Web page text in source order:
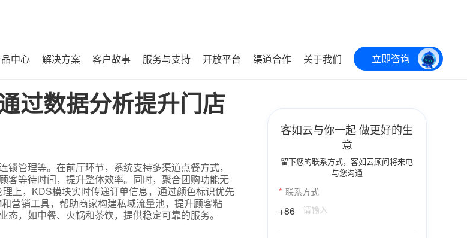
中心 解决方案 客户故事 服务与支持 开放平台 渠道合作 关于我们 立即咨询
过数据分析提升门店
管理等。在前厅环节，系统支持多渠道点餐方式，
客等待时间，提升整体效率。同时，聚合团购功能无
上，KDS模块实时传递订单信息，通过颜色标识优先
营销工具，帮助商家构建私域流量池，提升顾客粘
，如中餐、火锅和茶饮，提供稳定可靠的服务。
客如云与你一起 做更好的生
意
留下您的联系方式，客如云顾问将来电
与您沟通
* 联系方式
+86